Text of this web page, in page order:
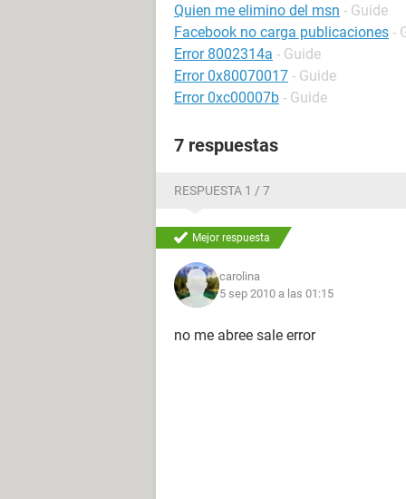
Quien me elimino del msn - Guide
Facebook no carga publicaciones -
Error 8002314a - Guide
Error 0x80070017 - Guide
Error 0xc00007b - Guide
7 respuestas
RESPUESTA 1 / 7
Mejor respuesta
carolina
5 sep 2010 a las 01:15
no me abree sale error